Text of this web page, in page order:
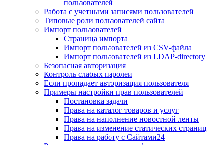
пользователей
Работа с учетными записями пользователей
Типовые роли пользователей сайта
Импорт пользователей
Страница импорта
Импорт пользователей из CSV-файла
Импорт пользователей из LDAP-directory
Безопасная авторизация
Контроль слабых паролей
Если пропадает авторизация пользователя
Примеры настройки прав пользователей
Постановка задачи
Права на каталог товаров и услуг
Права на наполнение новостной ленты
Права на изменение статических страниц
Права на работу с Сайтами24